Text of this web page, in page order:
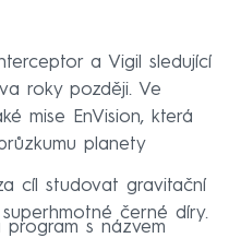
a Vigil sledující
roky později. Ve
mise EnVision, která
planety
cíl studovat gravitační
černé díry.
s názvem